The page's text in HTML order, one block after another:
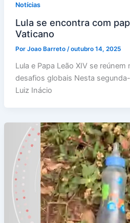
Notícias
Lula se encontra com
Vaticano
Por Joao Barreto /outubro 14, 2025
Lula e Papa Leão XIV se
desafios globais Nesta
Luiz Inácio